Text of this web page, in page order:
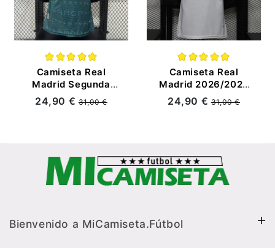
Camiseta Real
Madrid Segunda
Equipación
2026/2027 Verde
24,90 €31,00 €
Camiseta Real
Madrid 2026/2027
Edición Especial
Blanco con Parche
24,90 €31,00 €
Bienvenido a MiCamiseta.Fútbol